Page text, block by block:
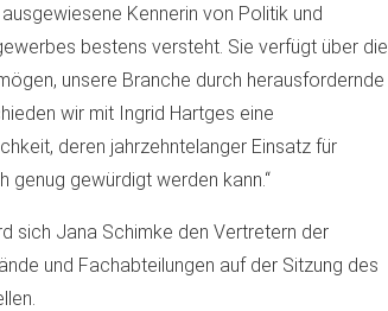
Kennerin von Politik und
bestens versteht. Sie verfügt über die
unsere Branche durch herausfordernde
wir mit Ingrid Hartges eine
deren jahrzehntelanger Einsatz für
genug gewürdigt werden kann.“
sich Jana Schimke den Vertretern der
und Fachabteilungen auf der Sitzung des